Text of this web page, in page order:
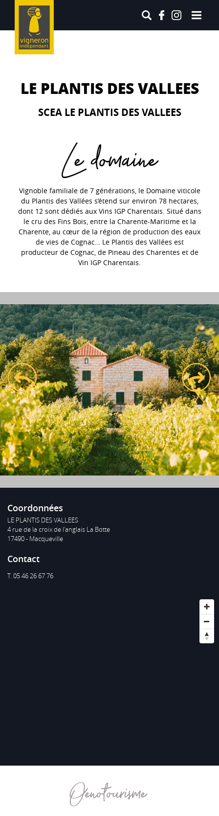
LE PLANTIS DES VALLEES
SCEA LE PLANTIS DES VALLEES
Le domaine
Vignoble familiale de 7 générations, le Domaine viticole
du Plantis des Vallées s’étend sur environ 78 hectares,
dont 12 sont dédiés aux Vins IGP Charentais. Situé dans
le cru des Fins Bois, entre la Charente-Maritime et la
Charente, au cœur de la région de production des eaux
de vies de Cognac… Le Plantis des Vallées est
producteur de Cognac, de Pineau des Charentes et de
Vin IGP Charentais.
prev next
Voir le site
Coordonnées
LE PLANTIS DES VALLEES
4 rue de la croix de l'anglais La Botte
17490 - Macqueville
Contact
T. 05 46 26 67 76
Oenotourisme